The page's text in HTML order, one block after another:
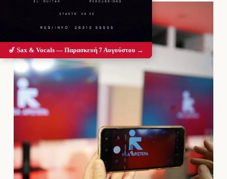
🎷 Sax & Vocals — Παρασκευή 7 Αυγούστου →